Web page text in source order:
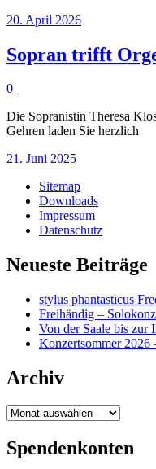
20. April 2026
Sopran trifft
0
Die Sopranistin Theresa
Gehren laden Sie herzlich
21. Juni 2025
Sitemap
Downloads
Impressum
Datenschutz
Neueste Beiträge
stylus phantasticus
Freihändig –
Von der Saale bis zur
Konzertsommer 2026
Archiv
Archiv
Spendenkonten